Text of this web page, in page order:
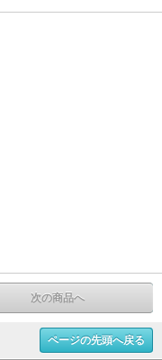
次の商品へ
ページの先頭へ戻る